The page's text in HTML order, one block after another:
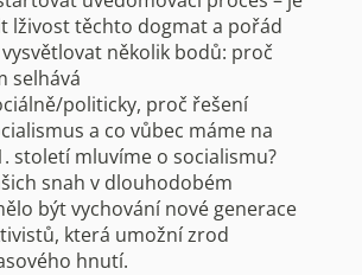
lživost těchto dogmat a pořád
několik bodů: proč
selhává
politicky, proč řešení
a co vůbec máme na
století mluvíme o socialismu?
snah v dlouhodobém
být vychování nové generace
která umožní zrod
hnutí.